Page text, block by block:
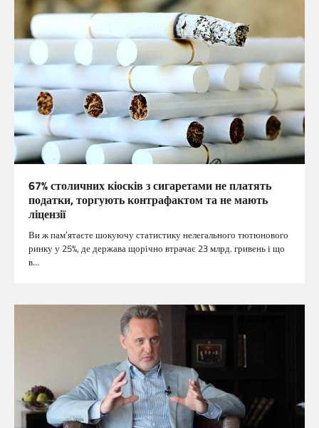
67% столичних кіосків з сигаретами не платять
податки, торгують контрафактом та не мають
ліцензії
Ви ж пам’ятаєте шокуючу статистику нелегального тютюнового
ринку у 25%, де держава щорічно втрачає 23 млрд. гривень і що
в…